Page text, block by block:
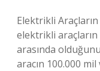
Elektrikli
elektrikli
arasında
aracın 100.000